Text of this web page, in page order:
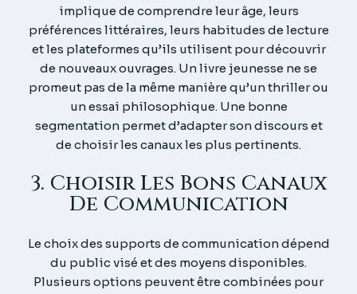
implique de comprendre leur âge, leurs
préférences littéraires, leurs habitudes de lecture
et les plateformes qu’ils utilisent pour découvrir
de nouveaux ouvrages. Un livre jeunesse ne se
promeut pas de la même manière qu’un thriller ou
un essai philosophique. Une bonne
segmentation permet d’adapter son discours et
de choisir les canaux les plus pertinents.
3. Choisir Les Bons Canaux
De Communication
Le choix des supports de communication dépend
du public visé et des moyens disponibles.
Plusieurs options peuvent être combinées pour